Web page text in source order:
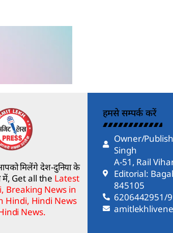
मिलेंगे देश-दुनिया के
में, Get all the Latest
Breaking News in
Hindi, Hindi News
News.
हमसे सम्पर्क करें
Owner/
Singh
A-51, Rail
Editorial:
845105
6206442951/